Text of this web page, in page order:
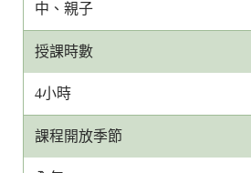
中、親子
授課時數
4小時
課程開放季節